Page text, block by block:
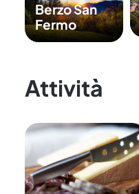
Berzo San
Fermo
Attività